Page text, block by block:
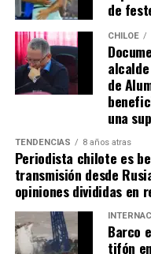
de
CHILOE
de
una
TENDENCIAS 8 años atras
Periodista chilote es
transmisión desde
opiniones divididas en
Barco
tifón